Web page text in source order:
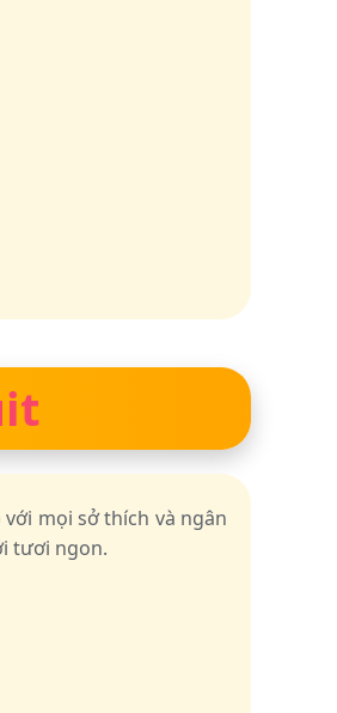
mọi sở thích và ngân
tươi ngon.